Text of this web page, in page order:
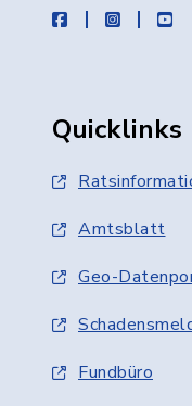
facebookinstagram
Quicklinks
Amtsblatt
Geo-
Fundbüro